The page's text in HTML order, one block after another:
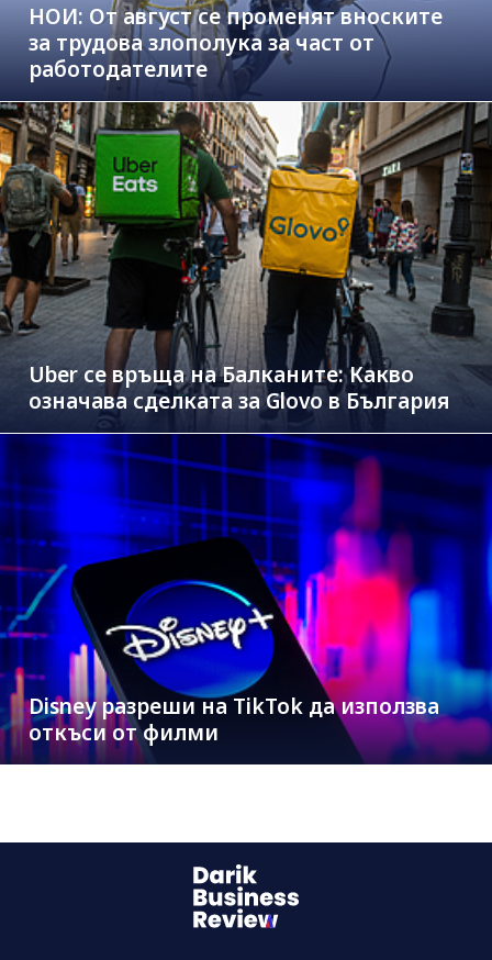
НОИ: От август се променят вноските
за трудова злополука за част от
работодателите
Uber се връща на Балканите: Какво
означава сделката за Glovo в България
Disney разреши на TikTok да използва
откъси от филми